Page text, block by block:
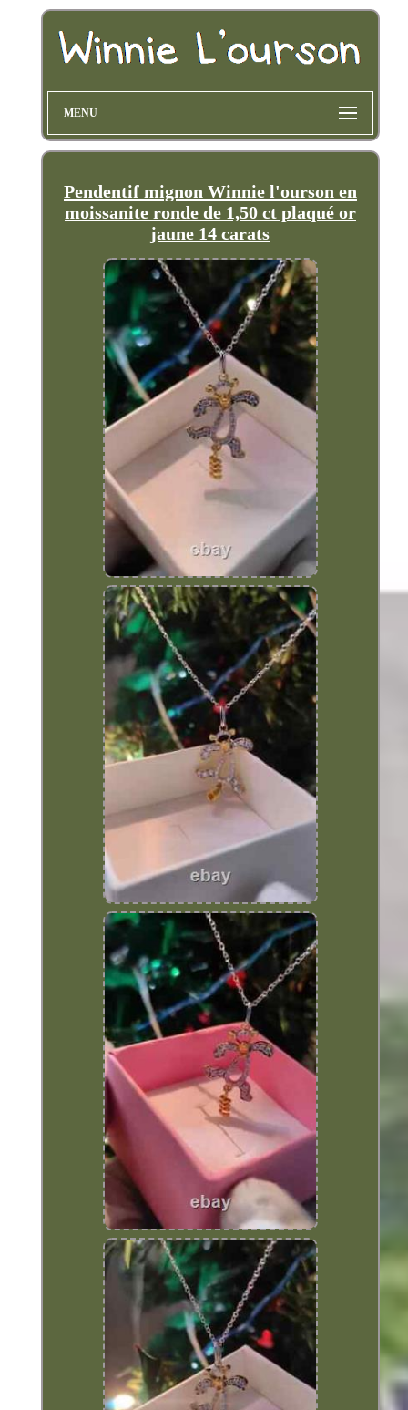
MENU
Pendentif mignon Winnie l'ourson en
moissanite ronde de 1,50 ct plaqué or
jaune 14 carats